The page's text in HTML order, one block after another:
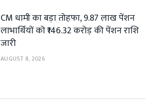
CM धामी का बड़ा तोहफा, 9.87 लाख पेंशन
लाभार्थियों को ₹146.32 करोड़ की पेंशन राशि
जारी
AUGUST 8, 2026